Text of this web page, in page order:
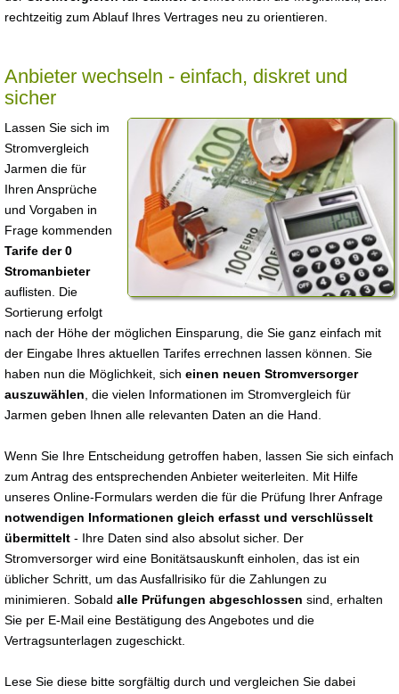
rechtzeitig zum Ablauf Ihres Vertrages neu zu orientieren.
Anbieter wechseln - einfach, diskret und
sicher
Lassen Sie sich im
Stromvergleich
Jarmen die für
Ihren Ansprüche
und Vorgaben in
Frage kommenden
Tarife der 0
Stromanbieter
auflisten. Die
Sortierung erfolgt
nach der Höhe der möglichen Einsparung, die Sie ganz einfach mit
der Eingabe Ihres aktuellen Tarifes errechnen lassen können. Sie
haben nun die Möglichkeit, sich einen neuen Stromversorger
auszuwählen , die vielen Informationen im Stromvergleich für
Jarmen geben Ihnen alle relevanten Daten an die Hand.
Wenn Sie Ihre Entscheidung getroffen haben, lassen Sie sich einfach
zum Antrag des entsprechenden Anbieter weiterleiten. Mit Hilfe
unseres Online-Formulars werden die für die Prüfung Ihrer Anfrage
notwendigen Informationen gleich erfasst und verschlüsselt
übermittelt - Ihre Daten sind also absolut sicher. Der
Stromversorger wird eine Bonitätsauskunft einholen, das ist ein
üblicher Schritt, um das Ausfallrisiko für die Zahlungen zu
minimieren. Sobald alle Prüfungen abgeschlossen sind, erhalten
Sie per E-Mail eine Bestätigung des Angebotes und die
Vertragsunterlagen zugeschickt.
Lese Sie diese bitte sorgfältig durch und vergleichen Sie dabei